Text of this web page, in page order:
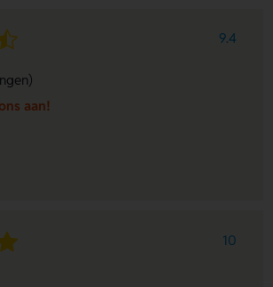
9.4
aan!
10